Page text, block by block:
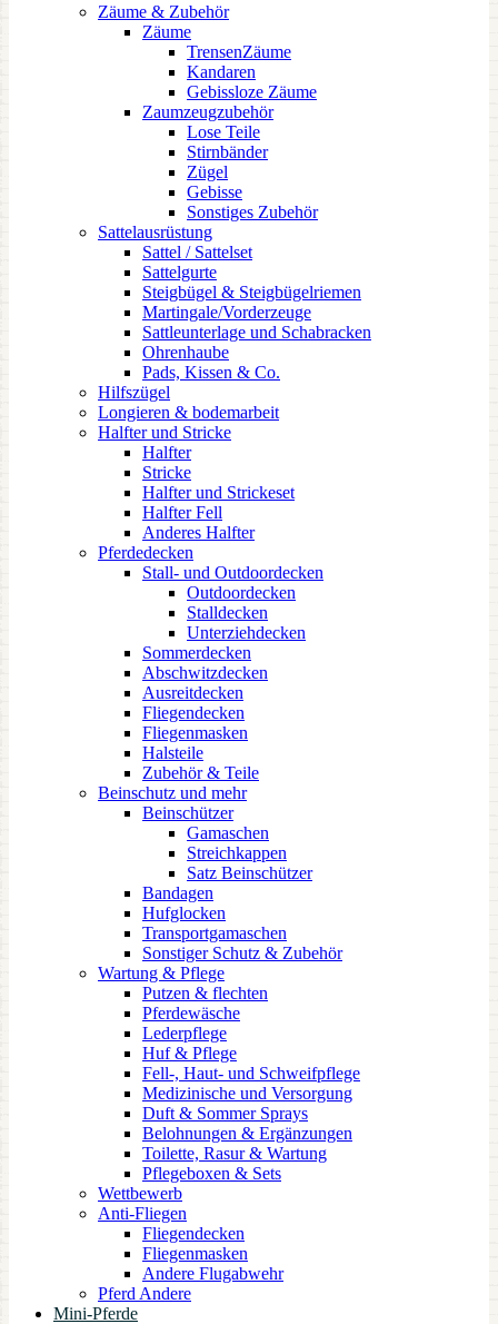
Zäume & Zubehör
Zäume
TrensenZäume
Kandaren
Gebissloze Zäume
Zaumzeugzubehör
Lose Teile
Stirnbänder
Zügel
Gebisse
Sonstiges Zubehör
Sattelausrüstung
Sattel / Sattelset
Sattelgurte
Steigbügel & Steigbügelriemen
Martingale/Vorderzeuge
Sattleunterlage und Schabracken
Ohrenhaube
Pads, Kissen & Co.
Hilfszügel
Longieren & bodemarbeit
Halfter und Stricke
Halfter
Stricke
Halfter und Strickeset
Halfter Fell
Anderes Halfter
Pferdedecken
Stall- und Outdoordecken
Outdoordecken
Stalldecken
Unterziehdecken
Sommerdecken
Abschwitzdecken
Ausreitdecken
Fliegendecken
Fliegenmasken
Halsteile
Zubehör & Teile
Beinschutz und mehr
Beinschützer
Gamaschen
Streichkappen
Satz Beinschützer
Bandagen
Hufglocken
Transportgamaschen
Sonstiger Schutz & Zubehör
Wartung & Pflege
Putzen & flechten
Pferdewäsche
Lederpflege
Huf & Pflege
Fell-, Haut- und Schweifpflege
Medizinische und Versorgung
Duft & Sommer Sprays
Belohnungen & Ergänzungen
Toilette, Rasur & Wartung
Pflegeboxen & Sets
Wettbewerb
Anti-Fliegen
Fliegendecken
Fliegenmasken
Andere Flugabwehr
Pferd Andere
Mini-Pferde